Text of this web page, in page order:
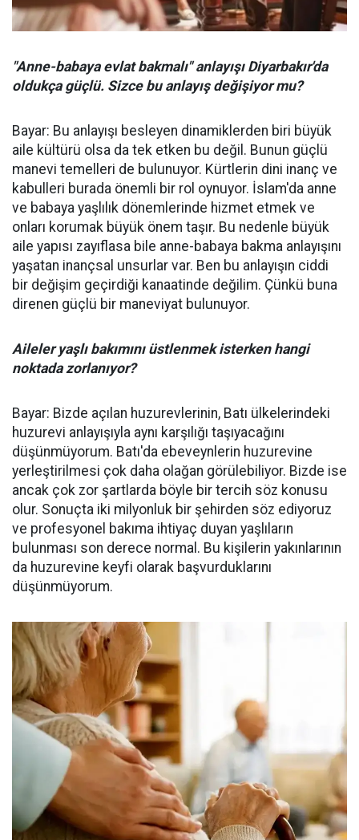
"Anne-babaya evlat bakmalı" anlayışı Diyarbakır'da
oldukça güçlü. Sizce bu anlayış değişiyor mu?
Bayar: Bu anlayışı besleyen dinamiklerden biri büyük
aile kültürü olsa da tek etken bu değil. Bunun güçlü
manevi temelleri de bulunuyor. Kürtlerin dini inanç ve
kabulleri burada önemli bir rol oynuyor. İslam'da anne
ve babaya yaşlılık dönemlerinde hizmet etmek ve
onları korumak büyük önem taşır. Bu nedenle büyük
aile yapısı zayıflasa bile anne-babaya bakma anlayışını
yaşatan inançsal unsurlar var. Ben bu anlayışın ciddi
bir değişim geçirdiği kanaatinde değilim. Çünkü buna
direnen güçlü bir maneviyat bulunuyor.
Aileler yaşlı bakımını üstlenmek isterken hangi
noktada zorlanıyor?
Bayar: Bizde açılan huzurevlerinin, Batı ülkelerindeki
huzurevi anlayışıyla aynı karşılığı taşıyacağını
düşünmüyorum. Batı'da ebeveynlerin huzurevine
yerleştirilmesi çok daha olağan görülebiliyor. Bizde ise
ancak çok zor şartlarda böyle bir tercih söz konusu
olur. Sonuçta iki milyonluk bir şehirden söz ediyoruz
ve profesyonel bakıma ihtiyaç duyan yaşlıların
bulunması son derece normal. Bu kişilerin yakınlarının
da huzurevine keyfi olarak başvurduklarını
düşünmüyorum.